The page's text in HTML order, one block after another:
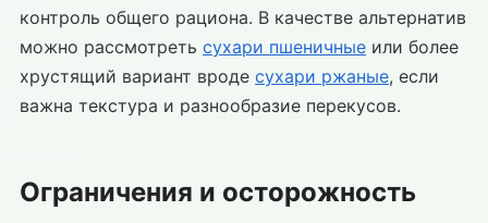
контроль общего рациона. В качестве альтернатив
можно рассмотреть сухари пшеничные или более
хрустящий вариант вроде сухари ржаные, если
важна текстура и разнообразие перекусов.
Ограничения и осторожность